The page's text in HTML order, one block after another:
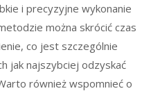
i precyzyjne wykonanie
można skrócić czas
co jest szczególnie
jak najszybciej odzyskać
również wspomnieć o